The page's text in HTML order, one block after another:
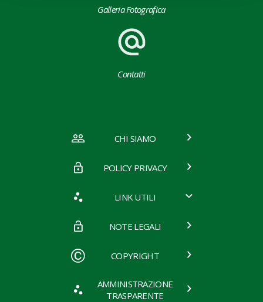
Galleria Fotografica
Contatti
CHI SIAMO
POLICY PRIVACY
LINK UTILI
NOTE LEGALI
COPYRIGHT
AMMINISTRAZIONE
TRASPARENTE